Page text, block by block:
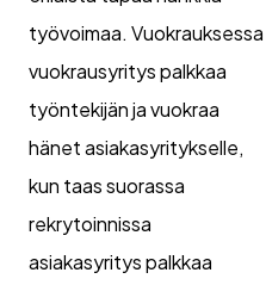
työvoimaa. Vuokrauksessa
vuokrausyritys palkkaa
työntekijän ja vuokraa
hänet asiakasyritykselle,
kun taas suorassa
rekrytoinnissa
asiakasyritys palkkaa